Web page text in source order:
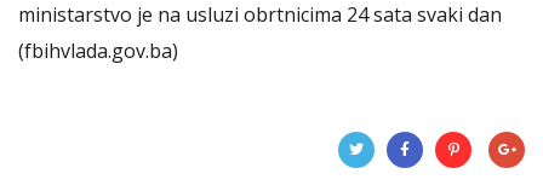
ministarstvo je na usluzi obrtnicima 24 sata svaki dan
(fbihvlada.gov.ba)